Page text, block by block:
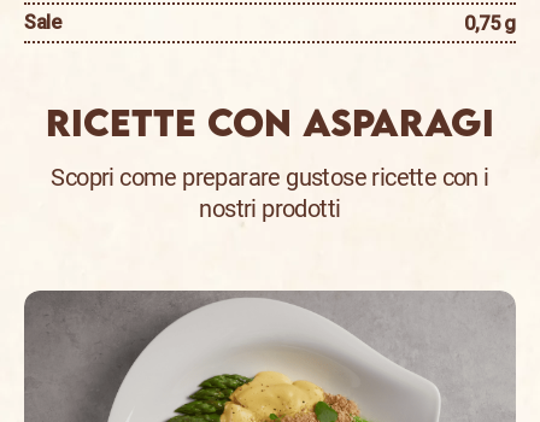
Sale
0,75 g
Ricette con Asparagi
Scopri come preparare gustose ricette con i
nostri prodotti